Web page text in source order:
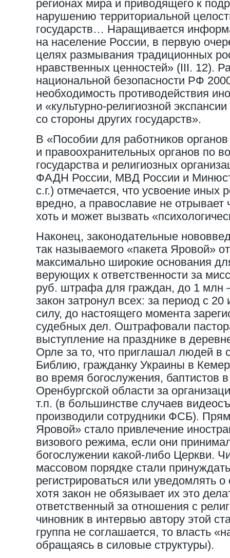
регионах мира и приводящего к
нарушению территориальной
государств… Наращивается
на население России, в первую
целях размывания традиционных
нравственных ценностей» (III. 12).
национальной безопасности РФ
необходимость противодействия
и «культурно-религиозной
со стороны других государств».
В «Пособии для работников
и правоохранительных органов по
государства и религиозных
ФАДН России, МВД России и
с.г.) отмечается, что усвоение иных
вредно, а православие не отрывает
хоть и может вызвать
Наконец, законодательные
так называемого «пакета Яровой»
максимально широкие основания
верующих к ответственности за
руб. штрафа для граждан, до 1 млн
закон затронул всех: за период с
силу, до настоящего момента
судебных дел. Оштрафовали
выступление на празднике в
Орле за то, что приглашал людей в
Библию, гражданку Украины в
во время богослужения, баптистов
Оренбургской области за
т.п. (в большинстве случаев
производили сотрудники ФСБ).
Яровой» стало привлечение
визового режима, если они
богослужении какой-либо Церкви.
массовом порядке стали
регистрироваться или уведомлять
хотя закон не обязывает их это
ответственный за отношения с
чиновник в интервью автору этой
группа не соглашается, то власть
обращаясь в силовые структуры).